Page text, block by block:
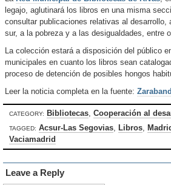
legajo, aglutinará los libros en una misma
consultar publicaciones relativas al desarrollo,
sur, a la pobreza y a las desigualdades, entre
La colección estará a disposición del público
municipales en cuanto los libros sean
proceso de detención de posibles hongos
Leer la noticia completa en la fuente:
CATEGORY: Bibliotecas, Cooperación al
TAGGED: Acsur-Las Segovias, Libros,
Vaciamadrid
Leave a Reply